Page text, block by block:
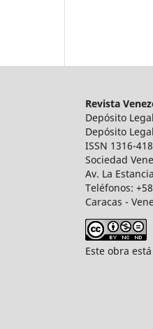
Revista
Depósito
Depósito
ISSN 1316-
Sociedad
Av. La
Teléfonos:
Caracas -
Este obra